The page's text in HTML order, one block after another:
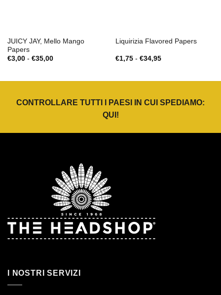
JUICY JAY, Mello Mango
Papers
€3,00 - €35,00Fascia
Liquirizia Flavored Papers
€1,75 - €34,95Fascia
CONTROLLARE TUTTI I PAESI IN CUI SPEDIAMO:
QUI !
I NOSTRI SERVIZI